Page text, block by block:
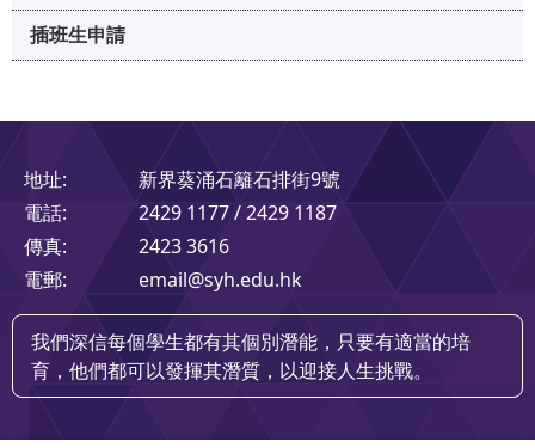
插班生申請
地址:
新界葵涌石籬石排街9號
電話:
2429 1177 / 2429 1187
傳真:
2423 3616
電郵:
email@syh.edu.hk
我們深信每個學生都有其個別潛能，只要有適當的培
育，他們都可以發揮其潛質，以迎接人生挑戰。